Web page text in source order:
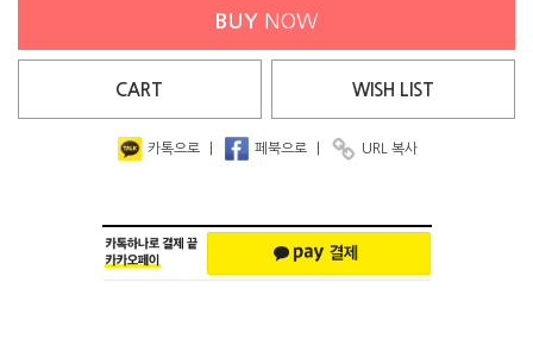
BUY NOW
CART WISH LIST
카톡으로 페북으로 URL 복사